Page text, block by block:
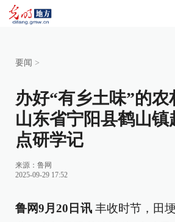
要闻 >
办好“有乡土味”的
山东省宁阳县鹤山镇
点研学记
来源： 鲁网
2025-09-29 17:52
鲁网9月20日讯 丰收时节，田